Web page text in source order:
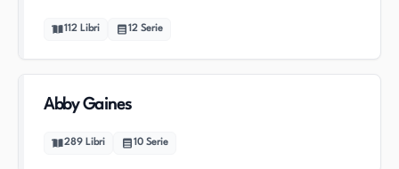
112 Libri 12 Serie
Abby Gaines
289 Libri 10 Serie